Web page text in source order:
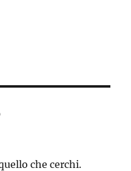
che cerchi.